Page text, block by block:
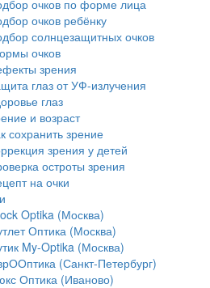
очков по форме лица
очков ребёнку
солнцезащитных очков
очков
зрения
глаз от УФ-излучения
глаз
и возраст
сохранить зрение
зрения у детей
остроты зрения
на очки
Optika (Москва)
Оптика (Москва)
My-Optika (Москва)
(Санкт-Петербург)
Оптика (Иваново)